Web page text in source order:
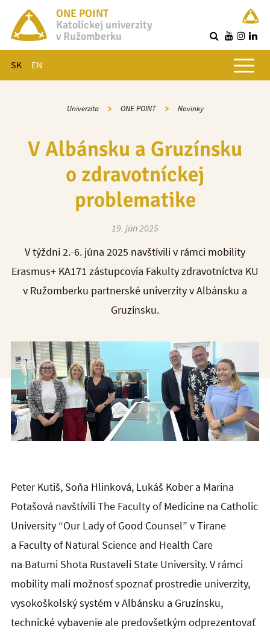
ONE POINT
Katolíckej univerzity
v Ružomberku
SK EN
Hlavné menu
Univerzita ONE POINT Novinky
V Albánsku a Gruzínsku
o zdravotníckej
problematike
19. jún 2025
V týždni 2.-6. júna 2025 navštívili v rámci mobility
Erasmus+ KA171 zástupcovia Fakulty zdravotníctva KU
v Ružomberku partnerské univerzity v Albánsku a
Gruzínsku.
Peter Kutiš, Soňa Hlinková, Lukáš Kober a Marina
Potašová navštívili The Faculty of Medicine na Catholic
University “Our Lady of Good Counsel” v Tirane
a Faculty of Natural Science and Health Care
na Batumi Shota Rustaveli State University. V rámci
mobility mali možnosť spoznať prostredie univerzity,
vysokoškolský systém v Albánsku a Gruzínsku,
technické vybavenie ale predovšetkým odprezentovať